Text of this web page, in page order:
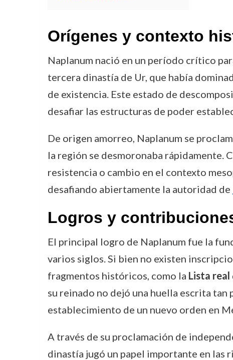
Orígenes y contexto
Naplanum nació en un período crítico
tercera dinastía de Ur, que había
de existencia. Este estado de
desafiar las estructuras de poder
De origen amorreo, Naplanum se
la región se desmoronaba rápidamente.
resistencia o cambio en el contexto
desafiando abiertamente la autoridad de
Logros y
El principal logro de Naplanum fue la
varios siglos. Si bien no existen
fragmentos históricos, como la Lista real
su reinado no dejó una huella escrita
establecimiento de un nuevo orden en
A través de su proclamación de
dinastía jugó un papel importante en las